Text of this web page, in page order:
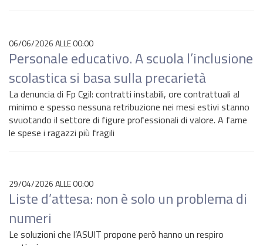
06/06/2026 ALLE 00:00
Personale educativo. A scuola l’inclusione
scolastica si basa sulla precarietà
La denuncia di Fp Cgil: contratti instabili, ore contrattuali al
minimo e spesso nessuna retribuzione nei mesi estivi stanno
svuotando il settore di figure professionali di valore. A farne
le spese i ragazzi più fragili
29/04/2026 ALLE 00:00
Liste d’attesa: non è solo un problema di
numeri
Le soluzioni che l’ASUIT propone però hanno un respiro